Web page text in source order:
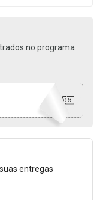
no programa
entregas